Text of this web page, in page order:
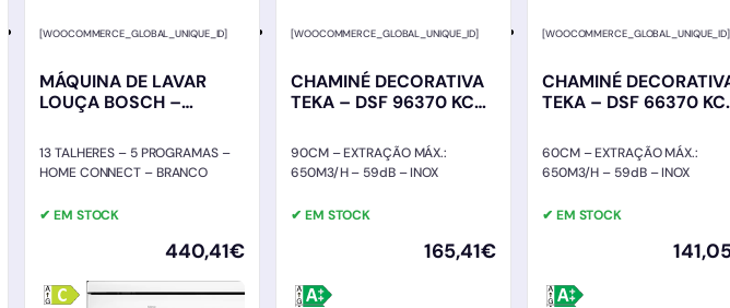
[WOOCOMMERCE_GLOBAL_UNIQUE_ID]
MÁQUINA DE LAVAR
LOUÇA BOSCH –
13 TALHERES – 5 PROGRAMAS –
HOME CONNECT – BRANCO
✔ EM STOCK
440,41€
[WOOCOMMERCE_GLOBAL_UNIQUE_ID]
CHAMINÉ DECORATIVA
TEKA – DSF 96370 KCS
90CM – EXTRAÇÃO MÁX.:
650M3/H – 59dB – INOX
✔ EM STOCK
165,41€
[WOOCOMMERCE_GLOBAL_UNIQUE_ID]
CHAMINÉ
TEKA – DSF 66370
60CM – EXTRAÇÃO MÁX.:
650M3/H – 59dB – INOX
✔ EM STOCK